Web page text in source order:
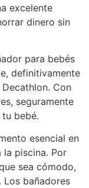
excelente
dinero sin
para bebés
definitivamente
Con
seguramente
bebé.
esencial en
la piscina. Por
sea cómodo,
bañadores